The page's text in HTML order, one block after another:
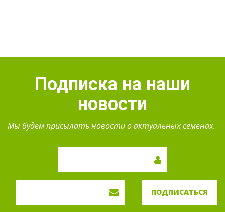
Подписка на наши
новости
Мы будем присылать новости о актуальных семенах.
ПОДПИСАТЬСЯ